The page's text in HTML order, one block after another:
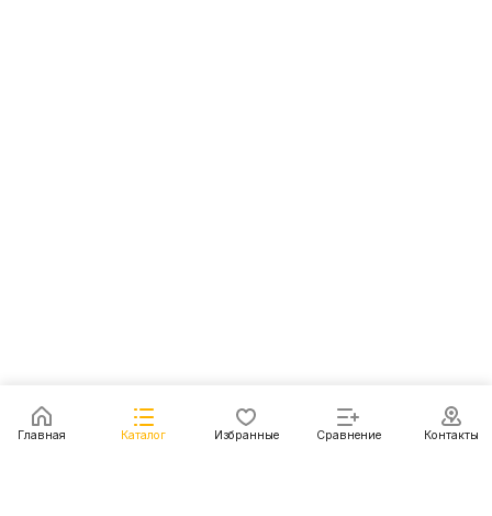
Главная Каталог Избранные Сравнение Контакты